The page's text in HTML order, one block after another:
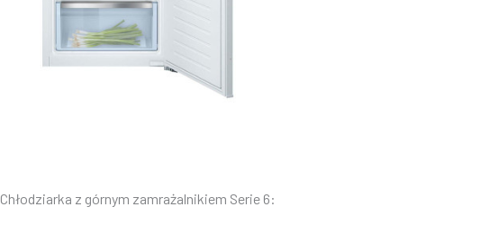
Chłodziarka z górnym zamrażalnikiem Serie 6: